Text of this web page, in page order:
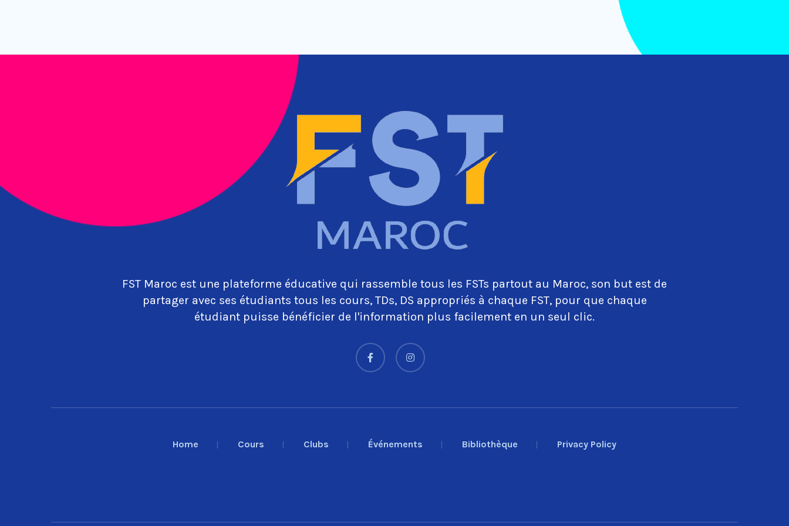
FST Maroc est une plateforme éducative qui rassemble tous les FSTs partout au Maroc, son but est de
partager avec ses étudiants tous les cours, TDs, DS appropriés à chaque FST, pour que chaque
étudiant puisse bénéficier de l'information plus facilement en un seul clic.
Home Cours Clubs Événements Bibliothèque Privacy Policy